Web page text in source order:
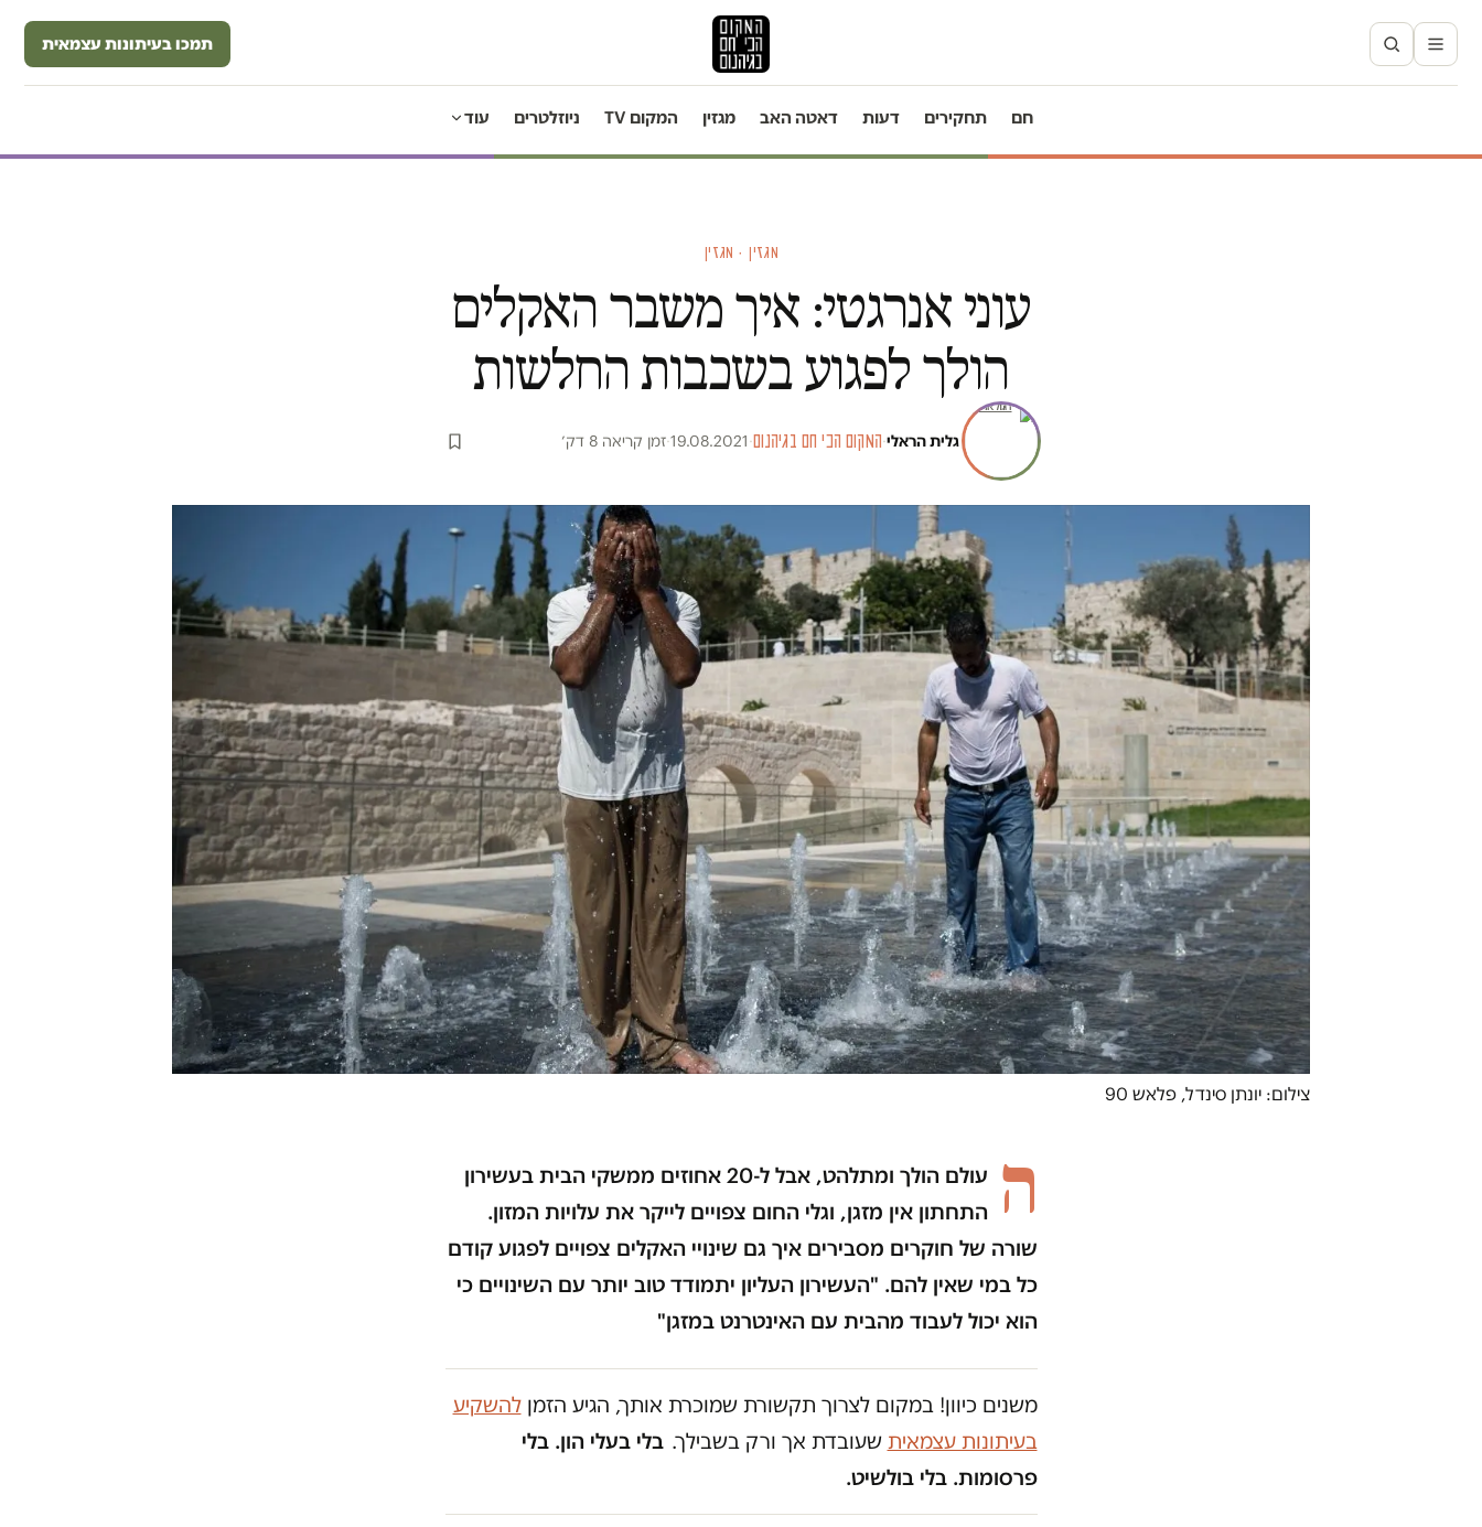
תמכו בעיתונות עצמאית
חם תחקירים דעות דאטה האב מגזין המקום TV ניוזלטרים עוד
מגזין · מגזין
עוני אנרגטי: איך משבר האקלים
הולך לפגוע בשכבות החלשות
גלית הראלי·המקום הכי חם בגיהנום·
19.08.2021
·זמן קריאה 8 דק׳
צילום: יונתן סינדל, פלאש 90
ה
עולם הולך ומתלהט, אבל ל-20 אחוזים ממשקי הבית בעשירון
התחתון אין מזגן, וגלי החום צפויים לייקר את עלויות המזון.
שורה של חוקרים מסבירים איך גם שינויי האקלים צפויים לפגוע קודם
כל במי שאין להם. "העשירון העליון יתמודד טוב יותר עם השינויים כי
הוא יכול לעבוד מהבית עם האינטרנט במזגן"
משנים כיוון! במקום לצרוך תקשורת שמוכרת אותך, הגיע הזמןלהשקיע
בעיתונות עצמאית שעובדת אך ורק בשבילך. בלי בעלי הון. בלי
פרסומות. בלי בולשיט.